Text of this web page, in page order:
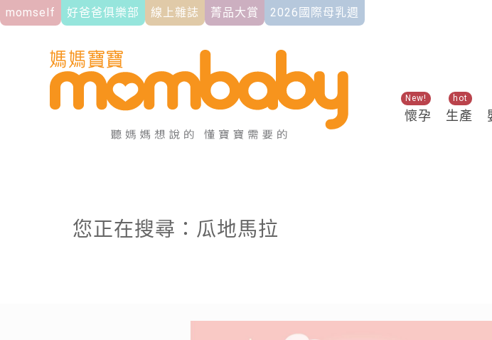
momself 好爸爸俱樂部 線上雜誌 菁品大賞 2026國際母乳週
懷孕
New!
生產
hot
關鍵
您正在搜尋：瓜地馬拉